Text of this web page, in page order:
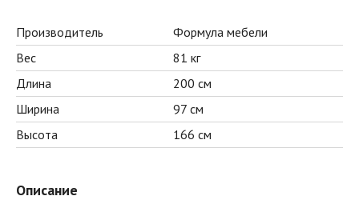
Производитель
Формула мебели
Вес
81 кг
Длина
200 см
Ширина
97 см
Высота
166 см
Описание